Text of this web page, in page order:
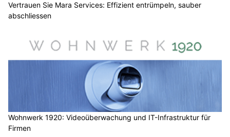
Vertrauen Sie Mara Services: Effizient entrümpeln, sauber
abschliessen
Wohnwerk 1920: Videoüberwachung und IT-Infrastruktur für
Firmen